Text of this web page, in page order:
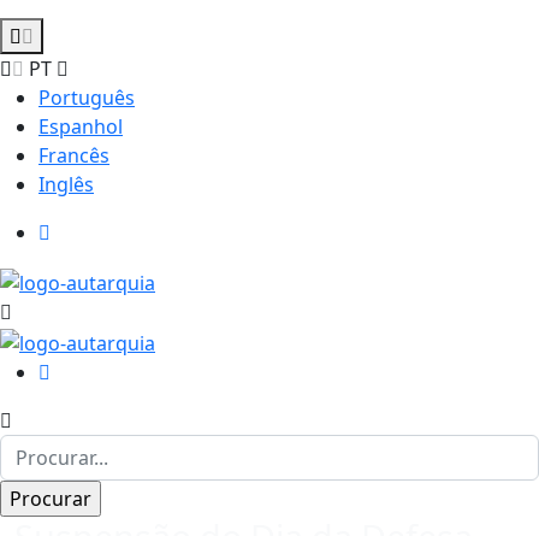
PT
Português
Espanhol
Francês
Inglês